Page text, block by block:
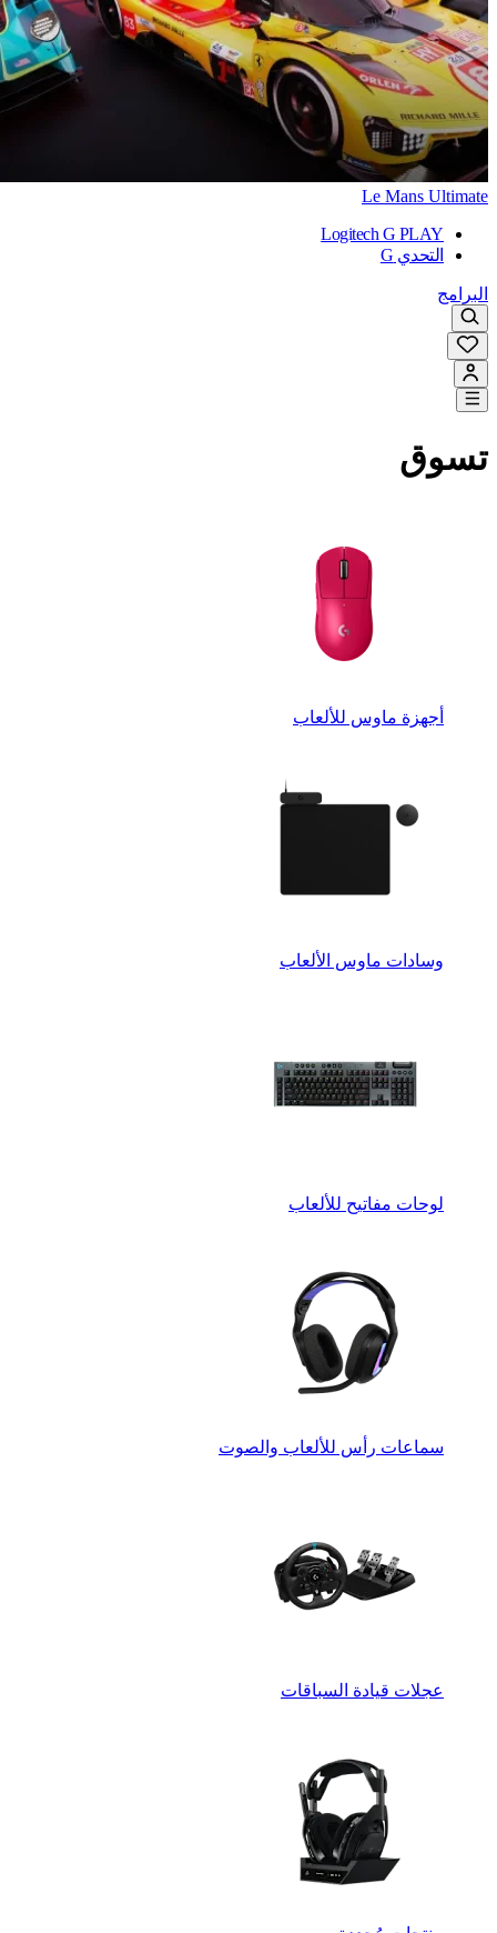
Le Mans Ultimate
Logitech G PLAY
التحدي G
البرامج
تسوق
أجهزة ماوس للألعاب
وسادات ماوس الألعاب
لوحات مفاتيح للألعاب
سماعات رأس للألعاب والصوت
عجلات قيادة السباقات